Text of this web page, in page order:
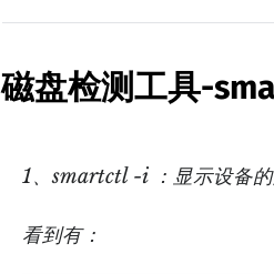
磁盘检测工具-
1、smartctl -i ：显示设备
看到有：